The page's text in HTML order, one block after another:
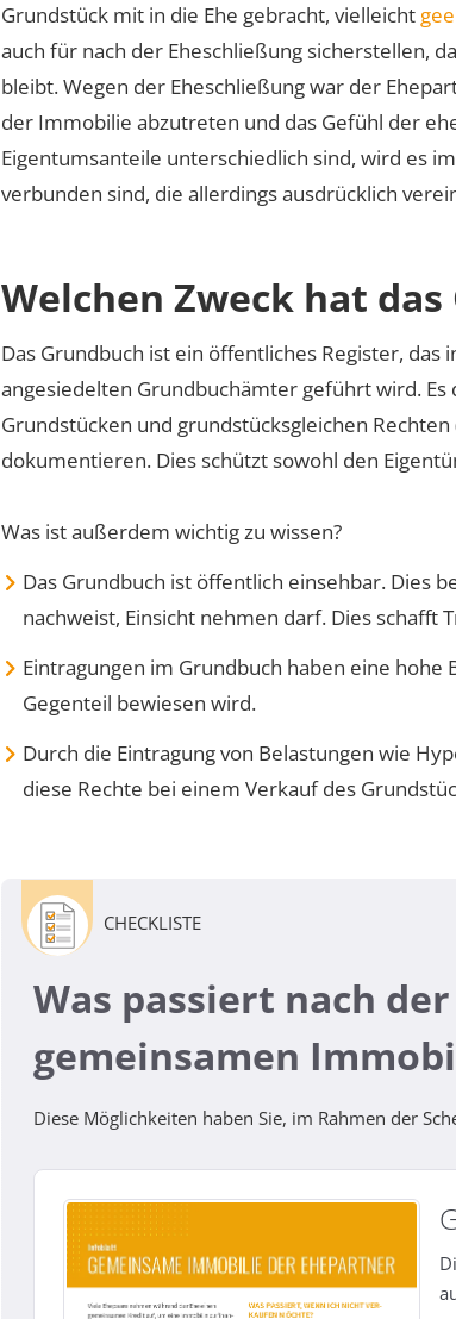
Grundstück mit in die Ehe gebracht, vielleicht
auch für nach der Eheschließung sicherstellen,
bleibt. Wegen der Eheschließung war der
der Immobilie abzutreten und das Gefühl der
Eigentumsanteile unterschiedlich sind, wird es
verbunden sind, die allerdings ausdrücklich
Welchen Zweck hat
Das Grundbuch ist ein öffentliches Register,
angesiedelten Grundbuchämter geführt wird.
Grundstücken und grundstücksgleichen
dokumentieren. Dies schützt sowohl den
Was ist außerdem wichtig zu wissen?
Das Grundbuch ist öffentlich einsehbar. Dies
nachweist, Einsicht nehmen darf. Dies
Eintragungen im Grundbuch haben eine hohe
Gegenteil bewiesen wird.
Durch die Eintragung von Belastungen wie
diese Rechte bei einem Verkauf des
CHECKLISTE
Was passiert nach
gemeinsamen
Diese Möglichkeiten haben Sie, im Rahmen der